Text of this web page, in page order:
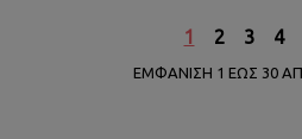
1 2 3 4
ΕΜΦΆΝΙΣΗ 1 ΈΩΣ 30